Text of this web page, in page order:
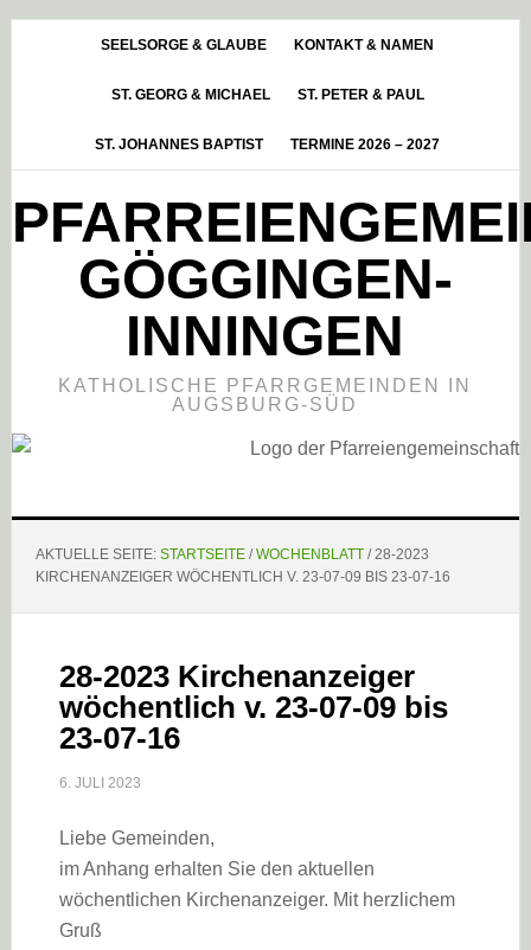
HauptsidebarSEELSORGE & GLAUBE KONTAKT & NAMEN
ST. GEORG & MICHAEL ST. PETER & PAUL
ST. JOHANNES BAPTIST TERMINE 2026 – 2027
GÖGGINGEN-
INNINGEN
KATHOLISCHE PFARRGEMEINDEN IN
AUGSBURG-SÜD
AKTUELLE SEITE: STARTSEITE / WOCHENBLATT /28-2023
KIRCHENANZEIGER WÖCHENTLICH V. 23-07-09 BIS 23-07-16
28-2023 Kirchenanzeiger
wöchentlich v. 23-07-09 bis
23-07-16
6. JULI 2023
Liebe Gemeinden,
im Anhang erhalten Sie den aktuellen
wöchentlichen Kirchenanzeiger. Mit herzlichem
Gruß